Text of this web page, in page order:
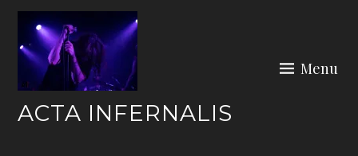
Skip
content
ACTA INFERNALIS
Menu